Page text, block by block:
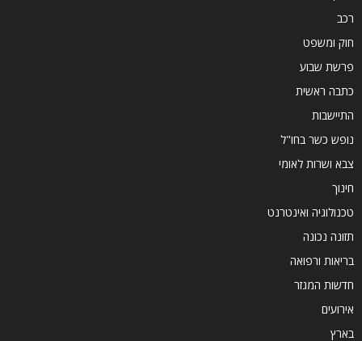
רכב
חוק ומשפט
פרשת שבוע
כתבה ראשית
התיישבות
נופש כשר בחו"ל
צבא ושרות לאומי
חינוך
טכנולוגיה ואינטרנט
תזונה נכונה
בריאות ורפואה
חדשות המגזר
אירועים
בארץ